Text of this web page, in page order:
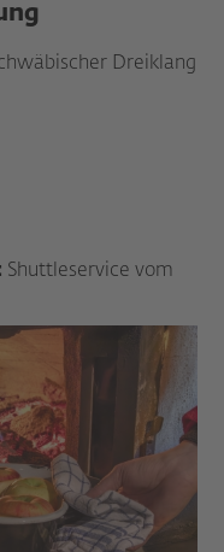
Dreiklang
Shuttleservice vom